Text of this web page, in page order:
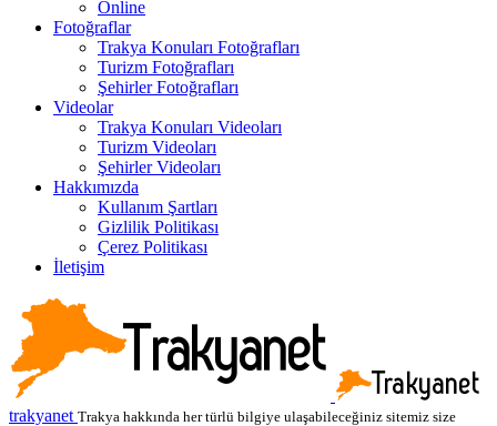
Online
Fotoğraflar
Trakya Konuları Fotoğrafları
Turizm Fotoğrafları
Şehirler Fotoğrafları
Videolar
Trakya Konuları Videoları
Turizm Videoları
Şehirler Videoları
Hakkımızda
Kullanım Şartları
Gizlilik Politikası
Çerez Politikası
İletişim
trakyanet Trakya hakkında her türlü bilgiye ulaşabileceğiniz sitemiz size